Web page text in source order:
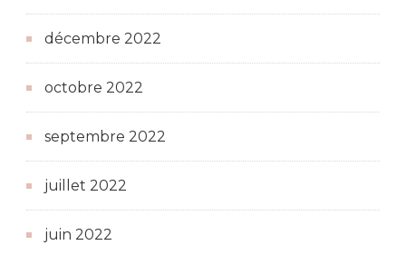
décembre 2022
octobre 2022
septembre 2022
juillet 2022
juin 2022